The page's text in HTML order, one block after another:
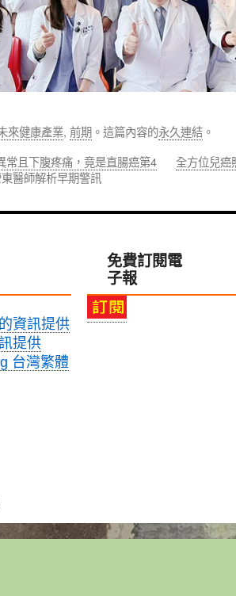
來健康產業, 前期 。這篇內容的永久連結 。
常且下腹疼痛，竟是直腸癌第4
醫師解析早期警訊
全方位兒癌
資訊提供
提供
台灣繁體
免費訂閱電
子報